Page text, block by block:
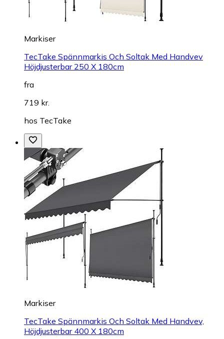
Markiser
TecTake Spännmarkis Och Soltak Med Handvev
Höjdjusterbar 250 X 180cm
fra
719 kr.
hos TecTake
Markiser
TecTake Spännmarkis Och Soltak Med Handvev,
Höjdjusterbar 400 X 180cm